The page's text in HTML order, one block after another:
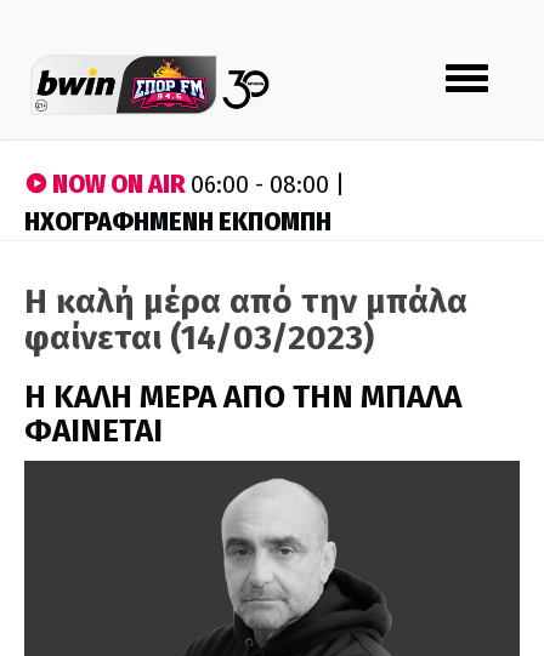
Toggle
navigation
NOW ON AIR06:00 - 08:00 |
ΗΧΟΓΡΑΦΗΜΕΝΗ ΕΚΠΟΜΠΗ
Η καλή μέρα από την μπάλα
φαίνεται (14/03/2023)
H ΚΑΛΗ ΜΕΡΑ ΑΠΟ ΤΗΝ ΜΠΑΛΑ
ΦΑΙΝΕΤΑΙ